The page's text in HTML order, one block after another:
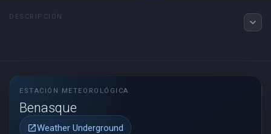
DESCRIPCIÓN expand_more
ESTACIÓN METEOROLÓGICA
Benasque
open_in_newWeather Underground